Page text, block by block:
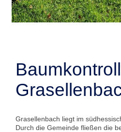
Grasellenbach liegt im
Durch die Gemeinde fließen die